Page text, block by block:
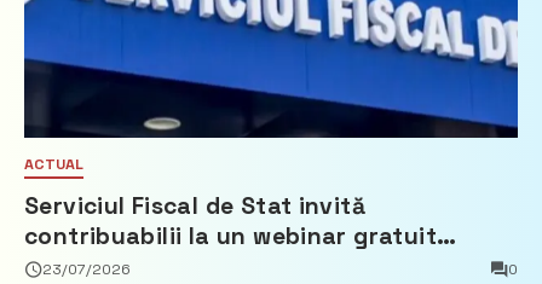
ACTUAL
Serviciul Fiscal de Stat invită
contribuabilii la un webinar gratuit
privind calculul impozitului pe bunurile
23/07/2026 0